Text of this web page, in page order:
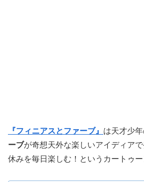
『フィニアスとファーブ』 は天才少
ーブが奇想天外な楽しいアイディア
休みを毎日楽しむ！というカートゥー